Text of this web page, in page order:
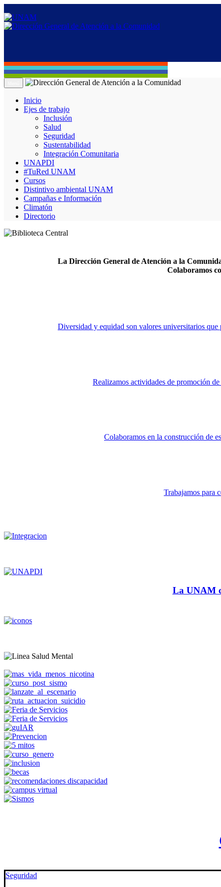
Inicio
Ejes de trabajo
Inclusión
Salud
Seguridad
Sustentabilidad
Integración Comunitaria
UNAPDI
#TuRed UNAM
Cursos
Distintivo ambiental UNAM
Campañas e Información
Climatón
Directorio
La Dirección General de Atención a la
Colaboramos
Diversidad y equidad son valores universitarios que
Realizamos actividades de promoción
Colaboramos en la construcción de
Trabajamos para
La UNAM
Seguridad